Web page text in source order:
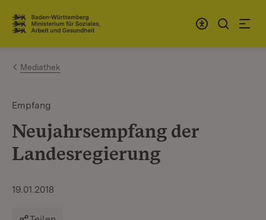
Zum Inhalt springen
Link zur Startseite
Mediathek
Empfang
Neujahrsempfang der
Landesregierung
19.01.2018